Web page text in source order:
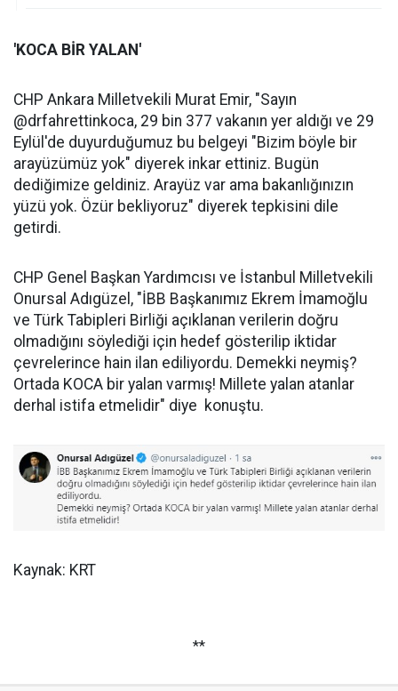
'KOCA BİR YALAN'
CHP Ankara Milletvekili Murat Emir, "Sayın
@drfahrettinkoca, 29 bin 377 vakanın yer aldığı ve 29
Eylül'de duyurduğumuz bu belgeyi "Bizim böyle bir
arayüzümüz yok" diyerek inkar ettiniz. Bugün
dediğimize geldiniz. Arayüz var ama bakanlığınızın
yüzü yok. Özür bekliyoruz" diyerek tepkisini dile
getirdi.
CHP Genel Başkan Yardımcısı ve İstanbul Milletvekili
Onursal Adıgüzel, "İBB Başkanımız Ekrem İmamoğlu
ve Türk Tabipleri Birliği açıklanan verilerin doğru
olmadığını söylediği için hedef gösterilip iktidar
çevrelerince hain ilan ediliyordu. Demekki neymiş?
Ortada KOCA bir yalan varmış! Millete yalan atanlar
derhal istifa etmelidir" diye konuştu.
Kaynak: KRT
**